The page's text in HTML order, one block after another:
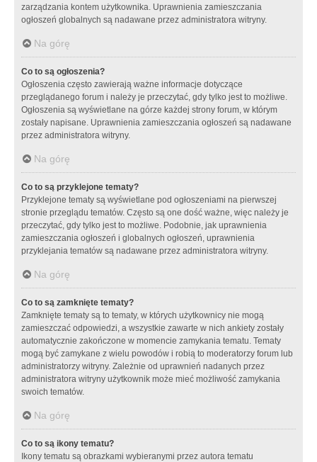
zarządzania kontem użytkownika. Uprawnienia zamieszczania
ogłoszeń globalnych są nadawane przez administratora witryny.
Na górę
Co to są ogłoszenia?
Ogłoszenia często zawierają ważne informacje dotyczące
przeglądanego forum i należy je przeczytać, gdy tylko jest to możliwe.
Ogłoszenia są wyświetlane na górze każdej strony forum, w którym
zostały napisane. Uprawnienia zamieszczania ogłoszeń są nadawane
przez administratora witryny.
Na górę
Co to są przyklejone tematy?
Przyklejone tematy są wyświetlane pod ogłoszeniami na pierwszej
stronie przeglądu tematów. Często są one dość ważne, więc należy je
przeczytać, gdy tylko jest to możliwe. Podobnie, jak uprawnienia
zamieszczania ogłoszeń i globalnych ogłoszeń, uprawnienia
przyklejania tematów są nadawane przez administratora witryny.
Na górę
Co to są zamknięte tematy?
Zamknięte tematy są to tematy, w których użytkownicy nie mogą
zamieszczać odpowiedzi, a wszystkie zawarte w nich ankiety zostały
automatycznie zakończone w momencie zamykania tematu. Tematy
mogą być zamykane z wielu powodów i robią to moderatorzy forum lub
administratorzy witryny. Zależnie od uprawnień nadanych przez
administratora witryny użytkownik może mieć możliwość zamykania
swoich tematów.
Na górę
Co to są ikony tematu?
Ikony tematu są obrazkami wybieranymi przez autora tematu